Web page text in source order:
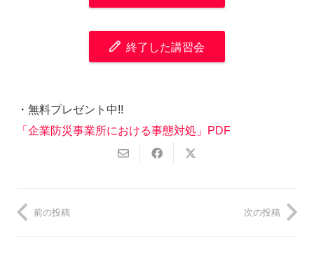
終了した講習会
・無料プレゼント中!!
「企業防災事業所における事態対処」PDF
前の投稿 次の投稿